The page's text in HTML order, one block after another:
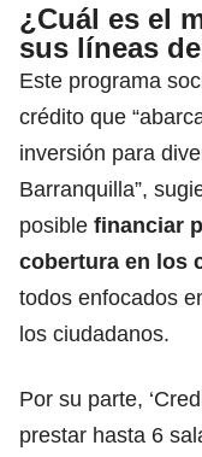
¿Cuál es el
sus líneas
Este programa
crédito que
inversión para
Barranquilla”,
posible financiar
cobertura en los
todos enfocados
los ciudadanos.
Por su parte,
prestar hasta 6